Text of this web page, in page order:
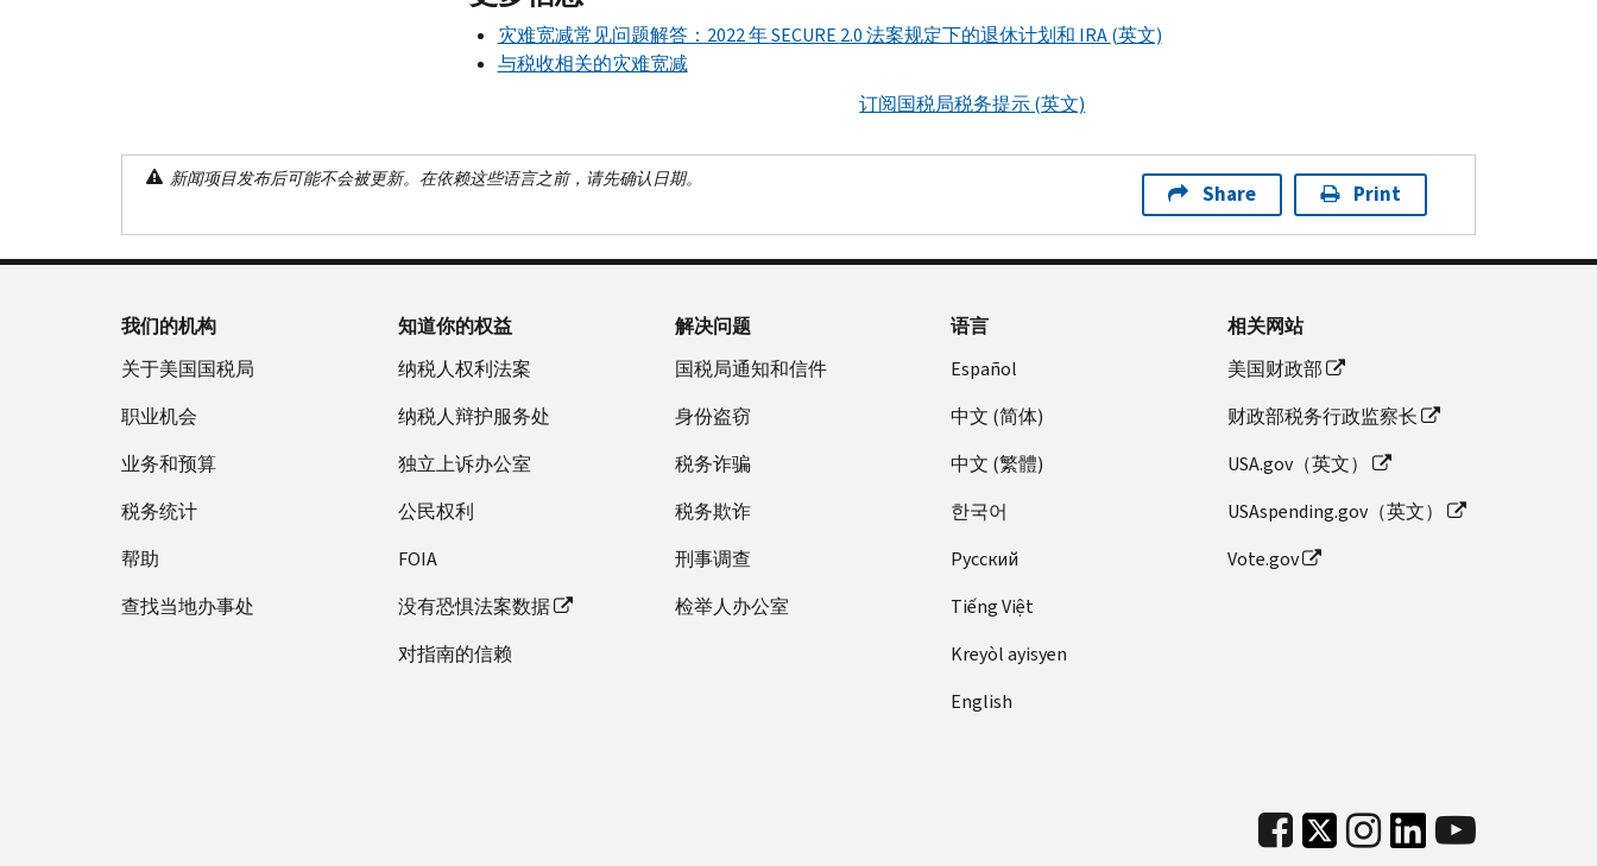
灾难宽减常见问题解答：2022 年SECURE 2.0 法案规定下的退休计划和 IRA(英文)
与税收相关的灾难宽减
订阅国税局税务提示 (英文)
新闻项目发布后可能不会被更新。在依赖这些语言之前，请先确认日期。
Share Print
我们的机构
关于美国国税局
职业机会
业务和预算
税务统计
帮助
查找当地办事处
知道你的权益
纳税人权利法案
纳税人辩护服务处
独立上诉办公室
公民权利
FOIA
没有恐惧法案数据
对指南的信赖
解决问题
国税局通知和信件
身份盗窃
税务诈骗
税务欺诈
刑事调查
检举人办公室
语言
Español
中文 (简体)
中文 (繁體)
한국어
Pусский
Tiếng Việt
Kreyòl ayisyen
English
相关网站
美国财政部
财政部税务行政监察长
USA.gov（英文）
USAspending.gov（英文）
Vote.gov